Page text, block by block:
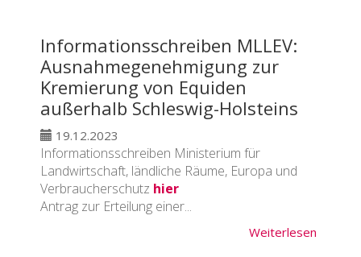
Informationsschreiben MLLEV:
Ausnahmegenehmigung zur
Kremierung von Equiden
außerhalb Schleswig-Holsteins
19.12.2023
Informationsschreiben Ministerium für
Landwirtschaft, ländliche Räume, Europa und
Verbraucherschutz hier
Antrag zur Erteilung einer...
Weiterlesen